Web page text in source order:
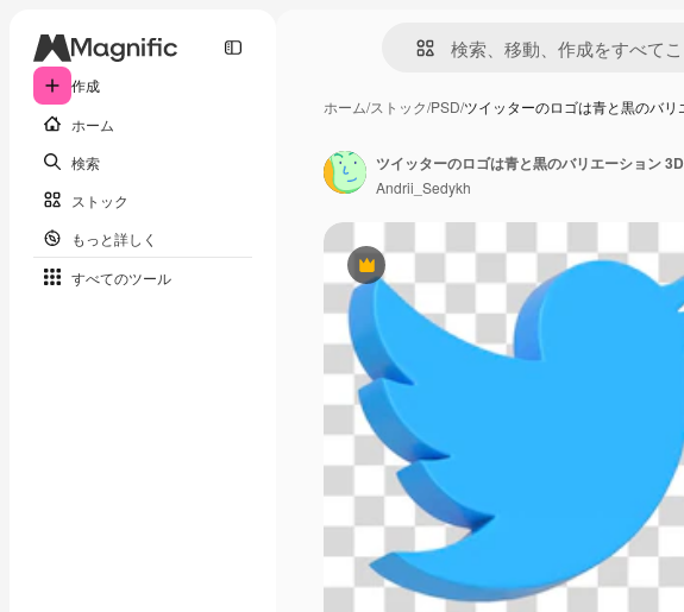
作成
ホーム
検索
ストック
もっと詳しく
すべてのツール
ホーム/ストック/PSD/ツイッターのロゴは青と黒のバ
Premium
ツイッターのロゴは青と黒のバリエーション
Andrii_Sedykh